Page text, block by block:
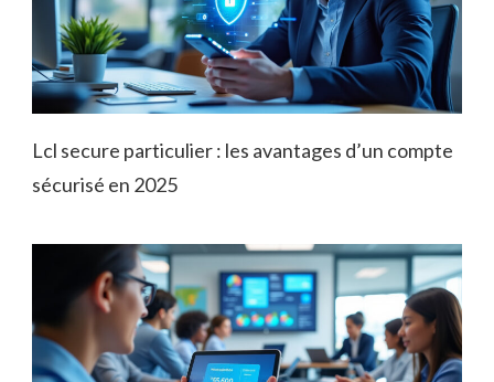
Lcl secure particulier : les avantages d’un compte
sécurisé en 2025